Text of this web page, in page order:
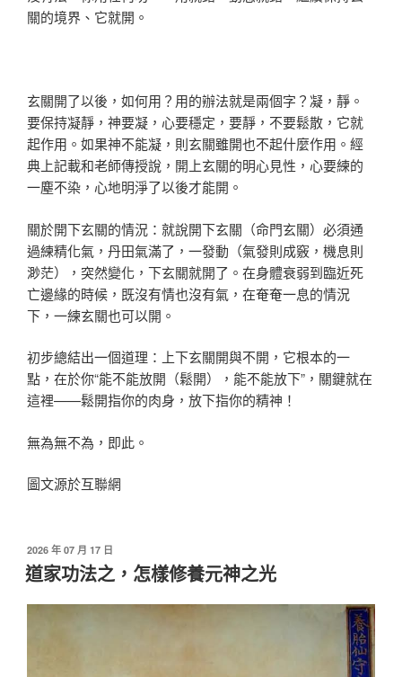
關的境界、它就開。
玄關開了以後，如何用？用的辦法就是兩個字？凝，靜。
要保持凝靜，神要凝，心要穩定，要靜，不要鬆散，它就
起作用。如果神不能凝，則玄關雖開也不起什麼作用。經
典上記載和老師傳授說，開上玄關的明心見性，心要練的
一塵不染，心地明淨了以後才能開。
關於開下玄關的情況：就說開下玄關（命門玄關）必須通
過練精化氣，丹田氣滿了，一發動（氣發則成竅，機息則
渺茫），突然變化，下玄關就開了。在身體衰弱到臨近死
亡邊緣的時候，既沒有情也沒有氣，在奄奄一息的情況
下，一練玄關也可以開。
初步總結出一個道理：上下玄關開與不開，它根本的一
點，在於你“能不能放開（鬆開），能不能放下”，關鍵就在
這裡——鬆開指你的肉身，放下指你的精神！
無為無不為，即此。
圖文源於互聯網
發
佈
於
2026 年 07 月 17 日
道家功法之，怎樣修養元神之光